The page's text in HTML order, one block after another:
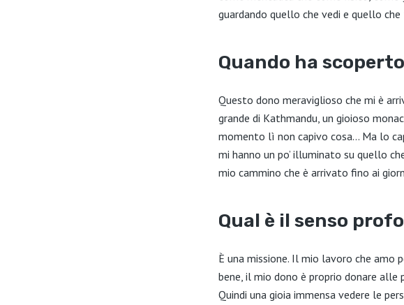
guardando quello che vedi e quello
Quando ha
Questo dono meraviglioso che mi è
grande di Kathmandu, un gioioso
momento lì non capivo cosa… Ma lo
mi hanno un po’ illuminato su quello
mio cammino che è arrivato fino ai
Qual è il senso
È una missione. Il mio lavoro che
bene, il mio dono è proprio donare alle
Quindi una gioia immensa vedere le